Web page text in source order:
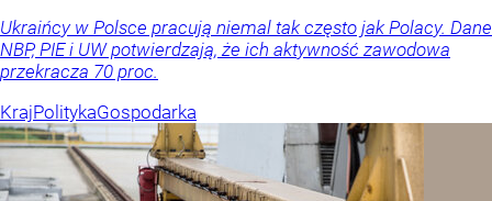
Ukraińcy w Polsce pracują niemal tak często jak Polacy. Dane
NBP, PIE i UW potwierdzają, że ich aktywność zawodowa
przekracza 70 proc.
KrajPolitykaGospodarka